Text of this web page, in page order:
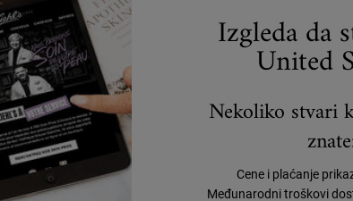
Eye Fuel
Krema za područje oko očiju za muškarce sa
kofeinom i B3 vitaminom koja pomaže u
smanjivanju podočnjaka i natečenost oka.
Izgleda da
United
Nekoliko stvari
Cene i plaćanje
Međunarodni troškovi